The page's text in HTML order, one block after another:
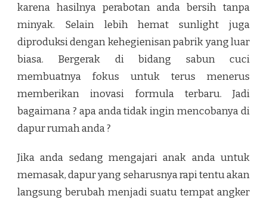
karena hasilnya perabotan anda bersih tanpa
minyak. Selain lebih hemat sunlight juga
diproduksi dengan kehegienisan pabrik yang luar
biasa. Bergerak di bidang sabun cuci
membuatnya fokus untuk terus menerus
memberikan inovasi formula terbaru. Jadi
bagaimana ? apa anda tidak ingin mencobanya di
dapur rumah anda ?
Jika anda sedang mengajari anak anda untuk
memasak, dapur yang seharusnya rapi tentu akan
langsung berubah menjadi suatu tempat angker